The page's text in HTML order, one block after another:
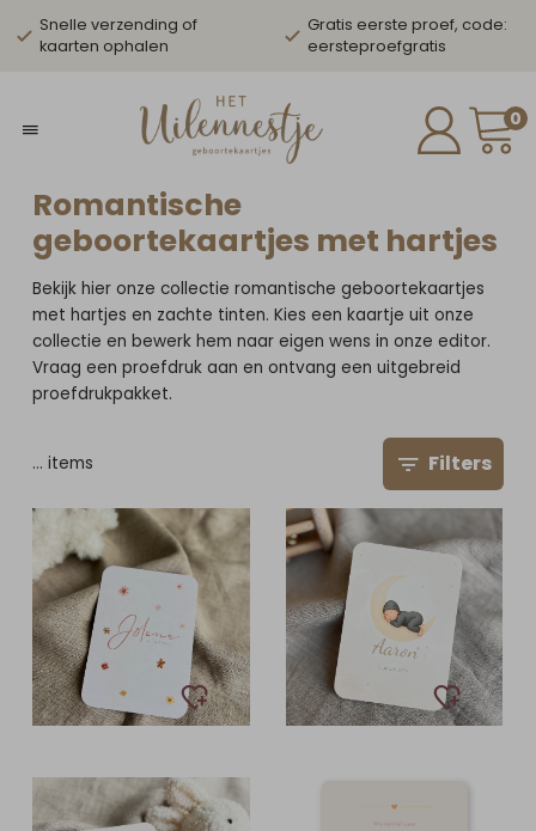
Snelle verzending of
kaarten ophalen
Gratis eerste proef, code:
eersteproefgratis
0
Romantische
geboortekaartjes met hartjes
Bekijk hier onze collectie romantische geboortekaartjes
met hartjes en zachte tinten. Kies een kaartje uit onze
collectie en bewerk hem naar eigen wens in onze editor.
Vraag een proefdruk aan en ontvang een uitgebreid
proefdrukpakket.
… items Filters